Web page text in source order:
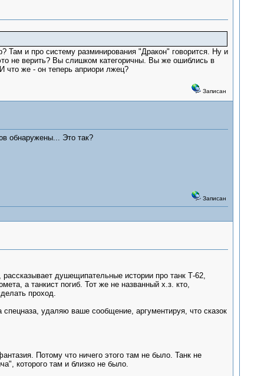
Там и про систему разминирования "Дракон" говорится. Ну и
не верить? Вы слишком категоричны. Вы же ошиблись в
что же - он теперь априори лжец?
Записан
обнаружены... Это так?
Записан
душещипательные истории про танк Т-62,
а танкист погиб. Тот же не названный х.з. кто,
проход.
удаляю ваше сообщение, аргументируя, что сказок
Потому что ничего этого там не было. Танк не
которого там и близко не было.